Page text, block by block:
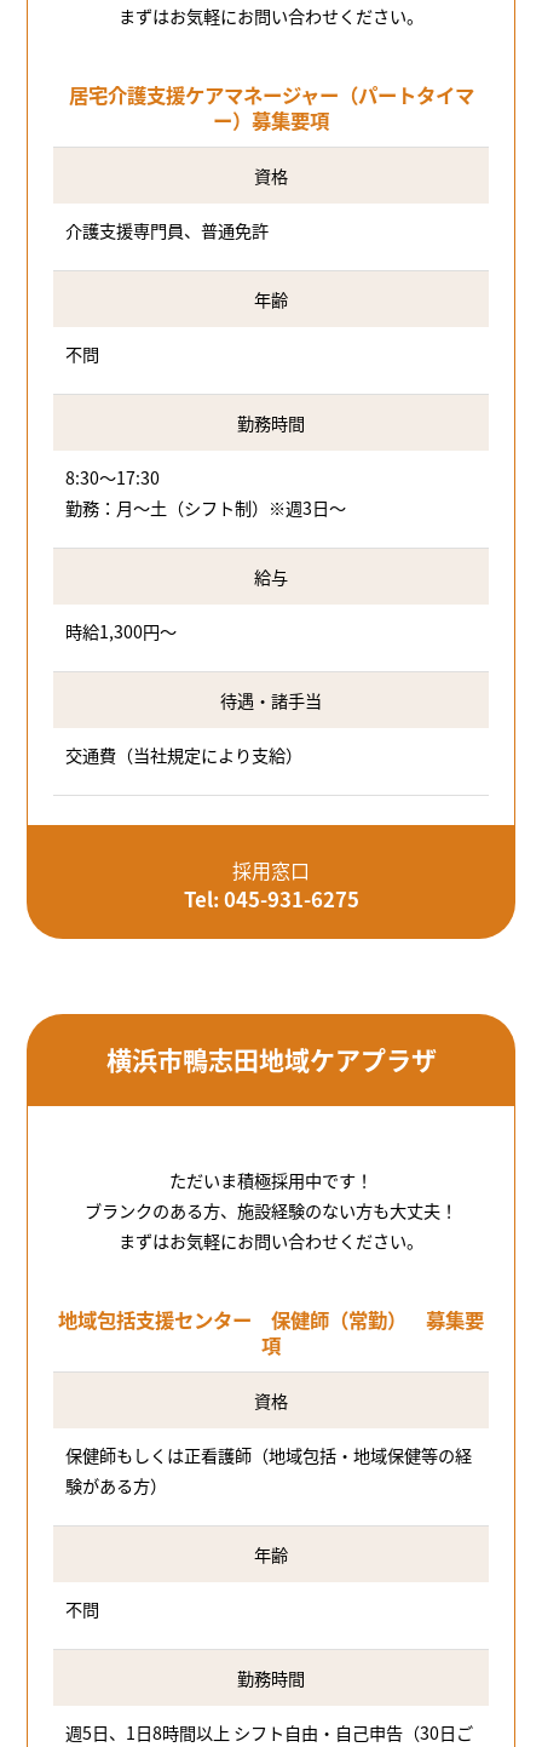
まずはお気軽にお問い合わせください。
居宅介護支援ケアマネージャー（パートタイマ
ー）募集要項
資格
介護支援専門員、普通免許
年齢
不問
勤務時間
8:30～17:30
勤務：月～土（シフト制）※週3日～
給与
時給1,300円～
待遇・諸手当
交通費（当社規定により支給）
採用窓口
Tel: 045-931-6275
横浜市鴨志田地域ケアプラザ
ただいま積極採用中です！
ブランクのある方、施設経験のない方も大丈夫！
まずはお気軽にお問い合わせください。
地域包括支援センター 保健師（常勤） 募集要
項
資格
保健師もしくは正看護師（地域包括・地域保健等の経
験がある方）
年齢
不問
勤務時間
週5日、1日8時間以上 シフト自由・自己申告（30日ご